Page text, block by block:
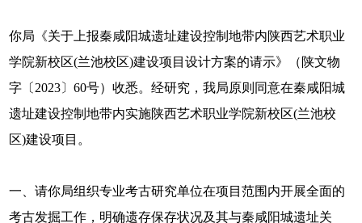
你局《关于上报秦咸阳城遗址建设控制地带内陕西艺术职业
学院新校区(兰池校区)建设项目设计方案的请示》（陕文物
字〔2023〕60号）收悉。经研究，我局原则同意在秦咸阳城
遗址建设控制地带内实施陕西艺术职业学院新校区(兰池校
区)建设项目。
一、请你局组织专业考古研究单位在项目范围内开展全面的
考古发掘工作，明确遗存保存状况及其与秦咸阳城遗址关